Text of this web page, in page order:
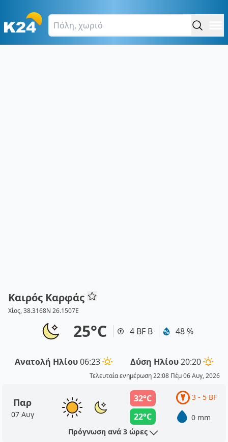
Καιρός Καρφάς
Χίος, 38.3168N 26.1507E
25°C 4 BF Β 48 %
Ανατολή Ηλίου06:23 Δύση Ηλίου20:20
Τελευταία ενημέρωση 22:08 Πέμ 06 Αυγ, 2026
Παρ
07 Αυγ
32°C
22°C
3 - 5 BF
0 mm
Πρόγνωση ανά 3 ώρες